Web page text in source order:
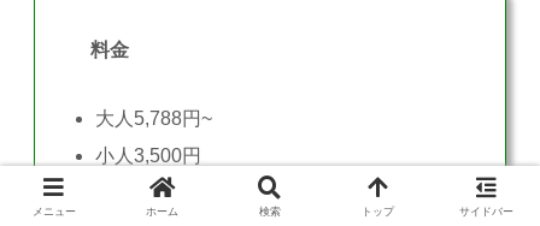
料金
大人5,788円~
小人3,500円
メニュー ホーム 検索 トップ サイドバー